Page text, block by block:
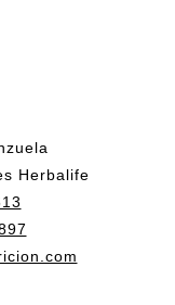
Herbalife